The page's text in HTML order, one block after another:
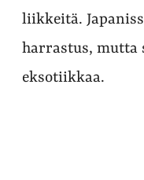
liikkeitä.
harrastus, mutta
eksotiikkaa.